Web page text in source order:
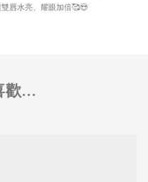
唇水亮、耀眼加倍🥰😍
歡...